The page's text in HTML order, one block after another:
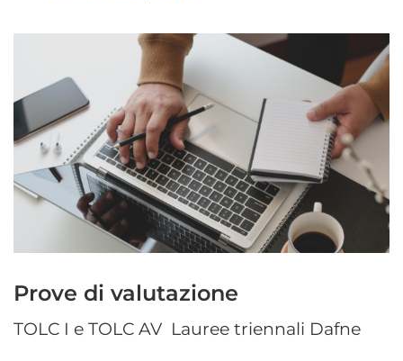
Prove di valutazione
TOLC I e TOLC AV Lauree triennali Dafne